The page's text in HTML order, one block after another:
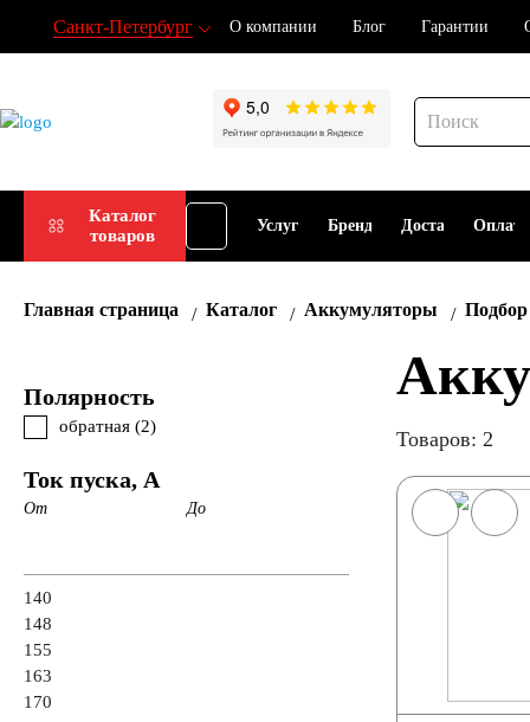
Санкт-Петербург О компании Блог Гарантии
Каталог
товаров
Подбор
АКБ
Услуги Бренды Доставка Оплата
Главная страница Каталог Аккумуляторы
Полярность
обратная (2)
Ток пуска, А
От До
140
148
155
163
170
Товаров: 2